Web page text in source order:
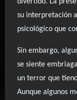
su interpretación
psicológico que
Sin embargo,
se siente
un terror que
Aunque algunos